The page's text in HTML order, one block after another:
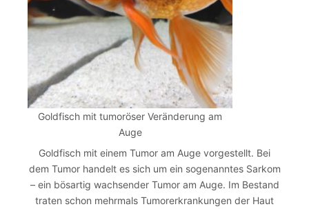
Goldfisch mit tumoröser Veränderung am
Auge
Goldfisch mit einem Tumor am Auge vorgestellt. Bei
dem Tumor handelt es sich um ein sogenanntes Sarkom
– ein bösartig wachsender Tumor am Auge. Im Bestand
traten schon mehrmals Tumorerkrankungen der Haut